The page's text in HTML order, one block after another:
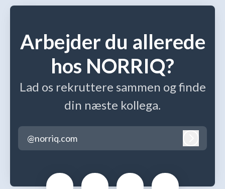
Arbejder du allerede
hos NORRIQ?
Lad os rekruttere sammen og finde
din næste kollega.
@norriq.com